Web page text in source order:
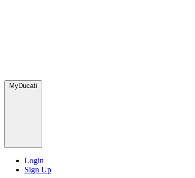
MyDucati
Login
Sign Up